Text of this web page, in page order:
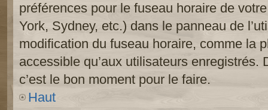
préférences pour le fuseau horaire de
York, Sydney, etc.) dans le panneau de
modification du fuseau horaire, comme la
accessible qu’aux utilisateurs enregistrés.
c’est le bon moment pour le faire.
Haut